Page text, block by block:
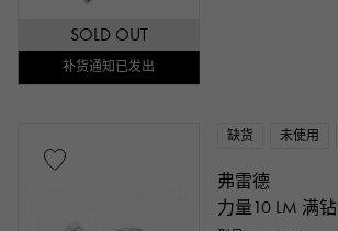
SOLD OUT
补货通知已发出
缺货 未使用
弗雷德
力量10 LM 满钻